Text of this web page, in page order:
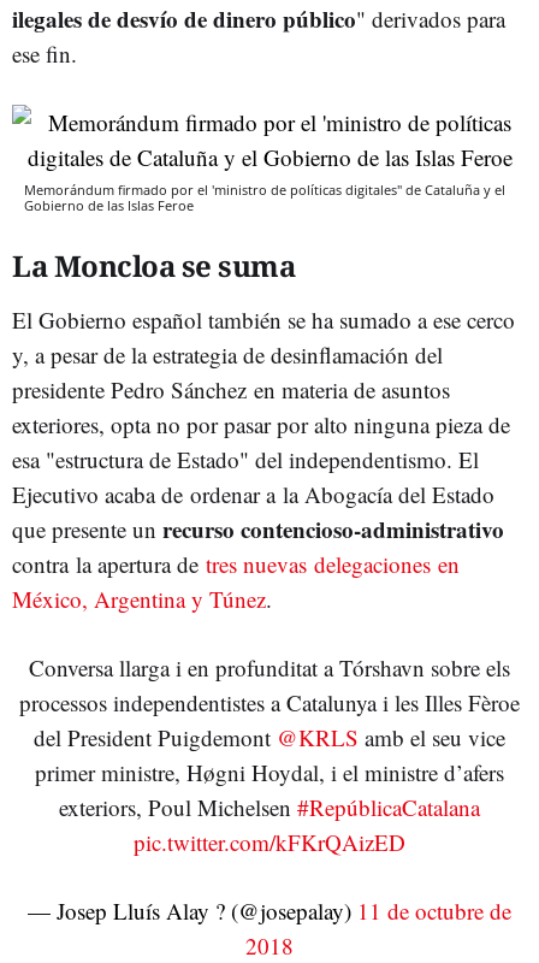
ilegales de desvío de dinero público" derivados para
ese fin.
Memorándum firmado por el 'ministro de políticas digitales" de Cataluña y el
Gobierno de las Islas Feroe
La Moncloa se suma
El Gobierno español también se ha sumado a ese cerco
y, a pesar de la estrategia de desinflamación del
presidente Pedro Sánchez en materia de asuntos
exteriores, opta no por pasar por alto ninguna pieza de
esa "estructura de Estado" del independentismo. El
Ejecutivo acaba de ordenar a la Abogacía del Estado
que presente un recurso contencioso-administrativo
contra la apertura de tres nuevas delegaciones en
México, Argentina y Túnez.
Conversa llarga i en profunditat a Tórshavn sobre els
processos independentistes a Catalunya i les Illes Fèroe
del President Puigdemont @KRLS amb el seu vice
primer ministre, Høgni Hoydal, i el ministre d’afers
exteriors, Poul Michelsen #RepúblicaCatalana
pic.twitter.com/kFKrQAizED
— Josep Lluís Alay ? (@josepalay) 11 de octubre de
2018